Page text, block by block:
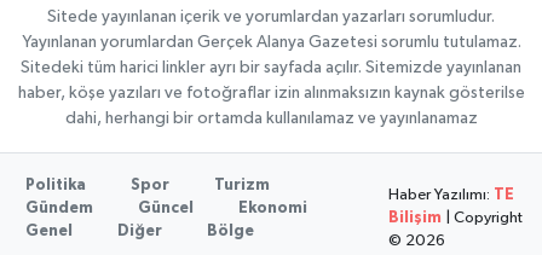
Sitede yayınlanan içerik ve yorumlardan yazarları sorumludur.
Yayınlanan yorumlardan Gerçek Alanya Gazetesi sorumlu tutulamaz.
Sitedeki tüm harici linkler ayrı bir sayfada açılır. Sitemizde yayınlanan
haber, köşe yazıları ve fotoğraflar izin alınmaksızın kaynak gösterilse
dahi, herhangi bir ortamda kullanılamaz ve yayınlanamaz
Politika Spor
Turizm
Gündem
Güncel
Ekonomi
Genel
Diğer Bölge
Haber Yazılımı:
TE
Bilişim | Copyright
© 2026